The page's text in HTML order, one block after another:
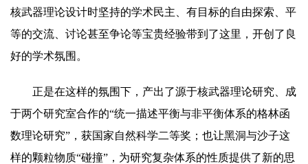
核武器理论设计时坚持的学术民主、有目标的自由探索、平
等的交流、讨论甚至争论等宝贵经验带到了这里，开创了良
好的学术氛围。
正是在这样的氛围下，产出了源于核武器理论研究、成
于两个研究室合作的“统一描述平衡与非平衡体系的格林函
数理论研究”，获国家自然科学二等奖；也让黑洞与沙子这
样的颗粒物质“碰撞”，为研究复杂体系的性质提供了新的思